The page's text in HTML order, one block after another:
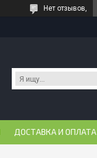
Нет отзывов,
ДОСТАВКА И ОПЛАТА